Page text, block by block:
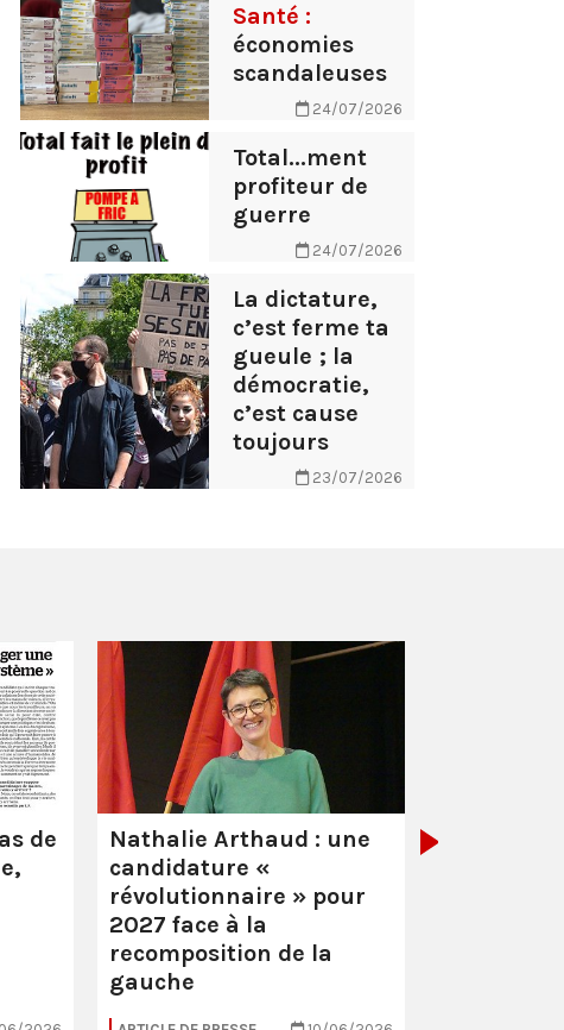
Santé :
économies
scandaleuses
24/07/2026
Total...ment
profiteur de
guerre
24/07/2026
La dictature,
c’est ferme ta
gueule ; la
démocratie,
c’est cause
toujours
23/07/2026
de
Nathalie Arthaud : une
candidature «
révolutionnaire » pour
2027 face à la
recomposition de la
gauche